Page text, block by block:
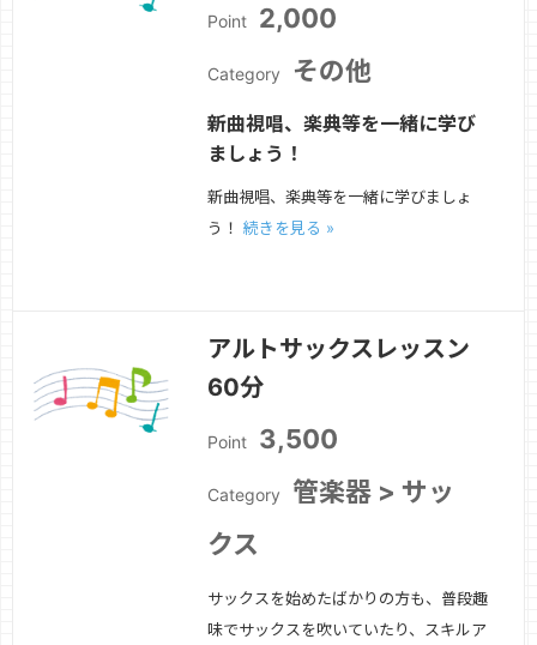
Point 2,000
Category その他
新曲視唱、楽典等を一緒に学び
ましょう！
新曲視唱、楽典等を一緒に学びましょ
う！ 続きを見る »
アルトサックスレッスン
60分
Point 3,500
Category
管楽器 > サッ
クス
サックスを始めたばかりの方も、普段趣
味でサックスを吹いていたり、スキルア